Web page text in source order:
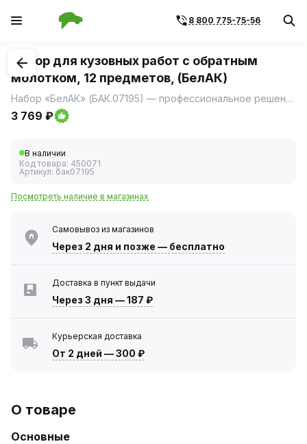
8 800 775-75-56
1/5
Набор для кузовных работ с обратным
молотком, 12 предметов, (БелАК)
Набор «БелАК» (БАК.07195) — профессиональное решение для устранения вмятин и восстановления геометрии кузовных элементов.
3 769 ₽
В наличии
Код товара: 450071
Артикул: бак07195
Посмотреть наличие в магазинах
Самовывоз из магазинов
Через 2 дня и позже — бесплатно
Доставка в пункт выдачи
Через 3 дня —187 ₽
Курьерская доставка
От 2 дней —300 ₽
О товаре
Основные